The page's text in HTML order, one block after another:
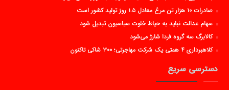
صادرات ۱۰ هزار تن مرغ معادل ۱.۵ روز تولید کشور است
سهام عدالت نباید به حیاط خلوت سیاسیون تبدیل شود
کالابرگ سه گروه فردا شارژ می‌شود
کلاهبرداری ۴ همتی یک شرکت مهاجرتی؛ ۳۰۰ شاکی تاکنون
دسترسی سریع